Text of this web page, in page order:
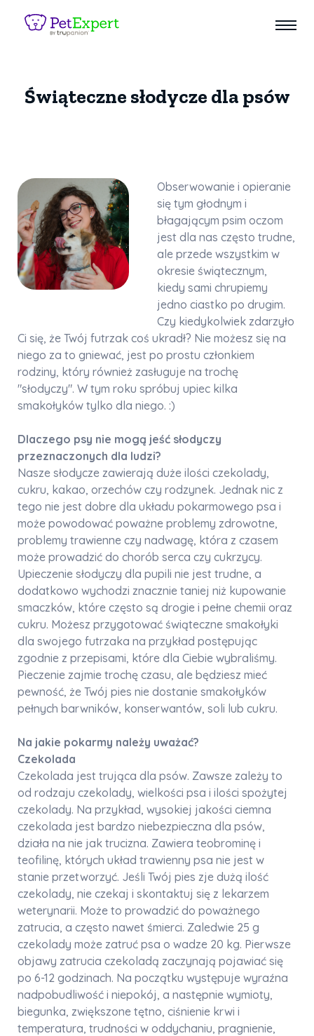
Świąteczne słodycze dla psów
Obserwowanie i opieranie
się tym głodnym i
błagającym psim oczom
jest dla nas często trudne,
ale przede wszystkim w
okresie świątecznym,
kiedy sami chrupiemy
jedno ciastko po drugim.
Czy kiedykolwiek zdarzyło
Ci się, że Twój futrzak coś ukradł? Nie możesz się na
niego za to gniewać, jest po prostu członkiem
rodziny, który również zasługuje na trochę
"słodyczy". W tym roku spróbuj upiec kilka
smakołyków tylko dla niego. :)
Dlaczego psy nie mogą jeść słodyczy
przeznaczonych dla ludzi?
Nasze słodycze zawierają duże ilości czekolady,
cukru, kakao, orzechów czy rodzynek. Jednak nic z
tego nie jest dobre dla układu pokarmowego psa i
może powodować poważne problemy zdrowotne,
problemy trawienne czy nadwagę, która z czasem
może prowadzić do chorób serca czy cukrzycy.
Upieczenie słodyczy dla pupili nie jest trudne, a
dodatkowo wychodzi znacznie taniej niż kupowanie
smaczków, które często są drogie i pełne chemii oraz
cukru. Możesz przygotować świąteczne smakołyki
dla swojego futrzaka na przykład postępując
zgodnie z przepisami, które dla Ciebie wybraliśmy.
Pieczenie zajmie trochę czasu, ale będziesz mieć
pewność, że Twój pies nie dostanie smakołyków
pełnych barwników, konserwantów, soli lub cukru.
Na jakie pokarmy należy uważać?
Czekolada
Czekolada jest trująca dla psów. Zawsze zależy to
od rodzaju czekolady, wielkości psa i ilości spożytej
czekolady. Na przykład, wysokiej jakości ciemna
czekolada jest bardzo niebezpieczna dla psów,
działa na nie jak trucizna. Zawiera teobrominę i
teofilinę, których układ trawienny psa nie jest w
stanie przetworzyć. Jeśli Twój pies zje dużą ilość
czekolady, nie czekaj i skontaktuj się z lekarzem
weterynarii. Może to prowadzić do poważnego
zatrucia, a często nawet śmierci. Zaledwie 25 g
czekolady może zatruć psa o wadze 20 kg. Pierwsze
objawy zatrucia czekoladą zaczynają pojawiać się
po 6-12 godzinach. Na początku występuje wyraźna
nadpobudliwość i niepokój, a następnie wymioty,
biegunka, zwiększone tętno, ciśnienie krwi i
temperatura, trudności w oddychaniu, pragnienie,